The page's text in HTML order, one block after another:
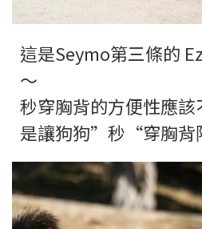
這是Seymo第三條的
～
秒穿胸背的方便性應
是讓狗狗”秒“穿胸背